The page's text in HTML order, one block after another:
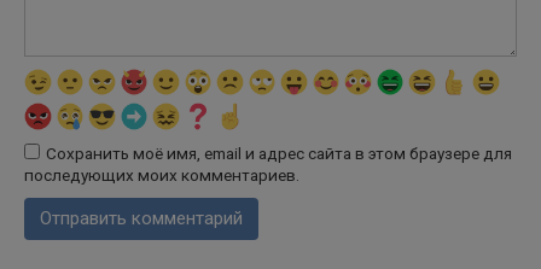
Сохранить моё имя, email и адрес сайта в этом браузере для
последующих моих комментариев.